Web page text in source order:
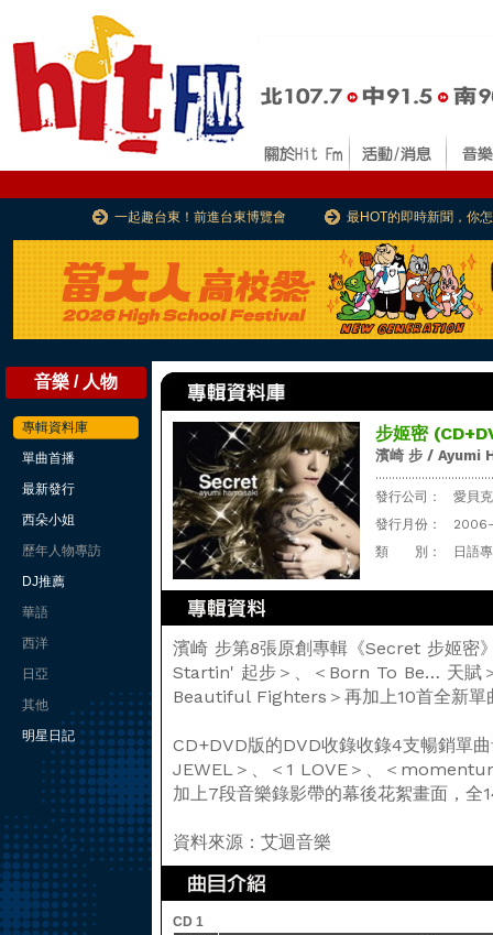
一起趣台東！前進台東博覽會 最HOT的即時新聞，你
音樂 / 人物
專輯資料庫
單曲首播
最新發行
西朵小姐
歷年人物專訪
DJ推薦
華語
西洋
日亞
其他
明星日記
步姬密
濱崎 步 / Ayumi
發行公司：
愛貝
發行月份：
類 別：
日語
濱崎 步第8張原創專輯《Secret 步姬密
Startin' 起步＞、＜Born To Be… 天賦
Beautiful Fighters＞再加上10首全新單
CD+DVD版的DVD收錄收錄4支暢銷單
JEWEL＞、＜1 LOVE＞、＜
加上7段音樂錄影帶的幕後花絮畫面，全
資料來源：艾迴音樂
CD 1